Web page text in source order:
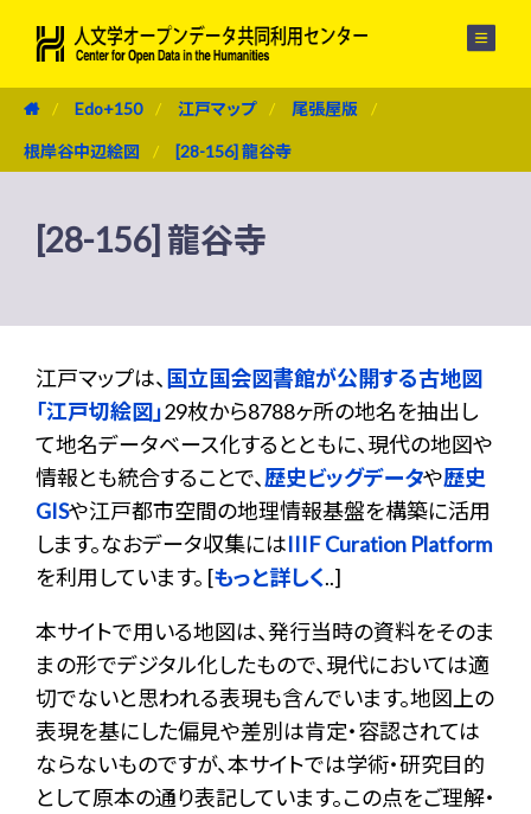
Edo+150 江戸マップ 尾張屋版
根岸谷中辺絵図 [28-156] 龍谷寺
[28-156] 龍谷寺
江戸マップは、 国立国会図書館が公開する古地図
「江戸切絵図」29枚から8788ヶ所の地名を抽出し
て地名データベース化するとともに、現代の地図や
情報とも統合することで、歴史ビッグデータや歴史
GISや江戸都市空間の地理情報基盤を構築に活用
します。なおデータ収集にはIIIF Curation Platform
を利用しています。 [もっと詳しく..]
本サイトで用いる地図は、発行当時の資料をそのま
まの形でデジタル化したもので、現代においては適
切でないと思われる表現も含んでいます。地図上の
表現を基にした偏見や差別は肯定・容認されては
ならないものですが、本サイトでは学術・研究目的
として原本の通り表記しています。この点をご理解・